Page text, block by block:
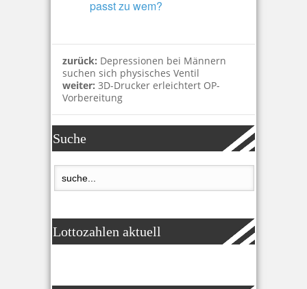
passt zu wem?
zurück: Depressionen bei Männern
suchen sich physisches Ventil
weiter: 3D-Drucker erleichtert OP-
Vorbereitung
Suche
Lottozahlen aktuell